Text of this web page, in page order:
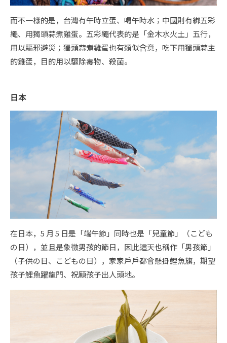
而不一樣的是，台灣有午時立蛋、喝午時水；中國則有綁五彩
繩、用獨頭蒜煮雞蛋。五彩繩代表的是「金木水火土」五行，
用以驅邪避災；獨頭蒜煮雞蛋也有類似含意，吃下用獨頭蒜主
的雞蛋，目的用以驅除毒物、殺菌。
日本
在日本，5 月 5 日是「端午節」同時也是「兒童節」（こども
の日），並且是象徵男孩的節日，因此這天也稱作「男孩節」
（子供の日、こどもの日），家家戶戶都會懸掛鯉魚旗，期望
孩子鯉魚躍龍門、祝願孩子出人頭地。